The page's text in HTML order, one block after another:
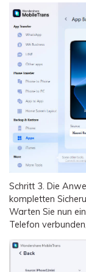
Schritt 3. Die
kompletten
Warten Sie nun
Telefon